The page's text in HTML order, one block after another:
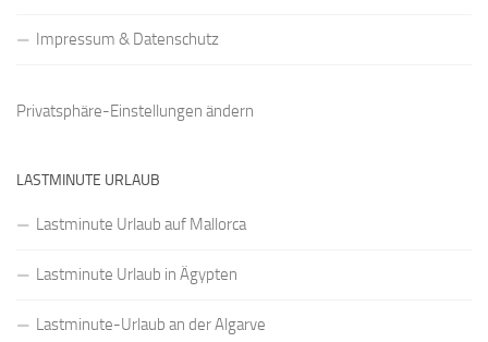
Impressum & Datenschutz
Privatsphäre-Einstellungen ändern
LASTMINUTE URLAUB
Lastminute Urlaub auf Mallorca
Lastminute Urlaub in Ägypten
Lastminute-Urlaub an der Algarve